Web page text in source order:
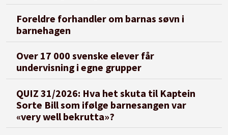
Foreldre forhandler om barnas søvn i
barnehagen
Over 17 000 svenske elever får
undervisning i egne grupper
QUIZ 31/2026: Hva het skuta til Kaptein
Sorte Bill som ifølge barnesangen var
«very well bekrutta»?